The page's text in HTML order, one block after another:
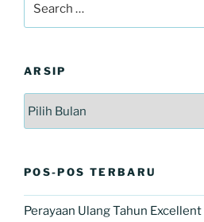
ARSIP
POS-POS TERBARU
Perayaan Ulang Tahun Excellent